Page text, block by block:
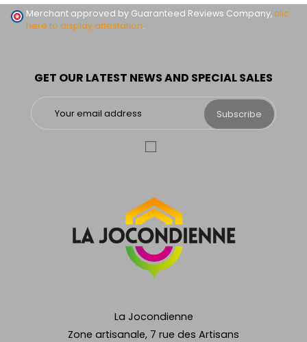
La Jocondienne
Zone artisanale, 7 rue des Artisans
GET OUR LATEST NEWS AND SPECIAL SALES
Subscribe
Merchant approved by Guaranteed Reviews Company,clic
here to display attestation.